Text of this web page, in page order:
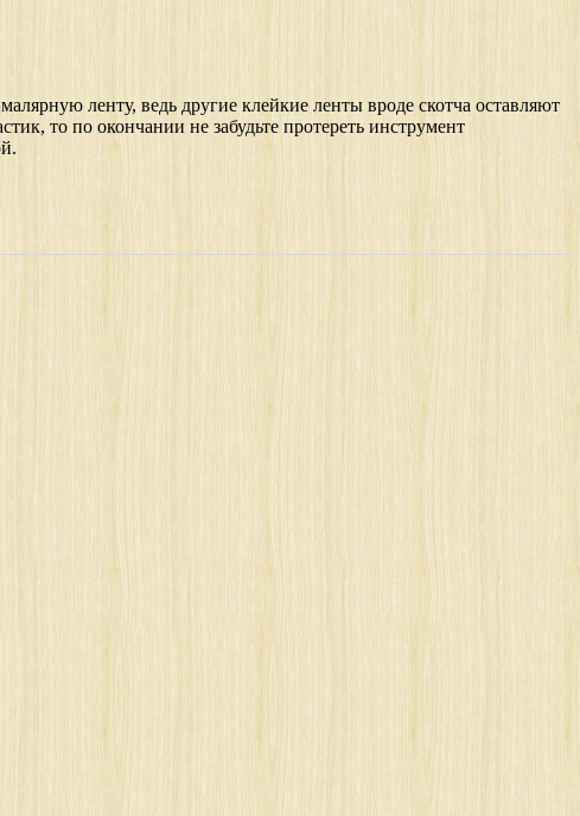
ленту, ведь другие клейкие ленты вроде скотча оставляют
то по окончании не забудьте протереть инструмент